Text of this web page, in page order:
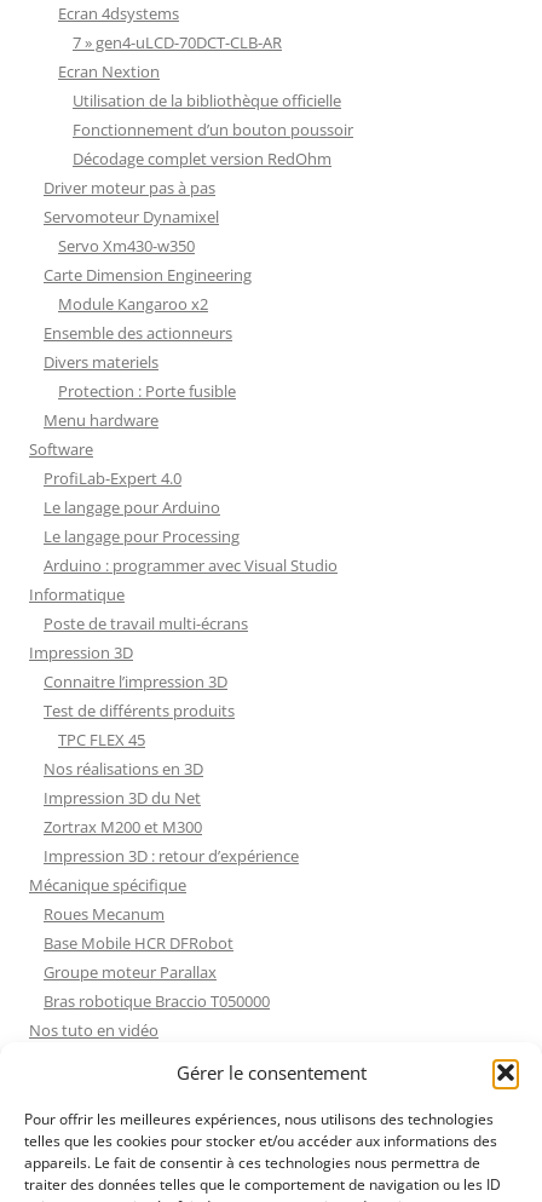
Gérer le consentement
Pour offrir les meilleures expériences, nous utilisons des technologies
telles que les cookies pour stocker et/ou accéder aux informations des
appareils. Le fait de consentir à ces technologies nous permettra de
traiter des données telles que le comportement de navigation ou les ID
Ecran 4dsystems
7 » gen4-uLCD-70DCT-CLB-AR
Ecran Nextion
Utilisation de la bibliothèque officielle
Fonctionnement d’un bouton poussoir
Décodage complet version RedOhm
Driver moteur pas à pas
Servomoteur Dynamixel
Servo Xm430-w350
Carte Dimension Engineering
Module Kangaroo x2
Ensemble des actionneurs
Divers materiels
Protection : Porte fusible
Menu hardware
Software
ProfiLab-Expert 4.0
Le langage pour Arduino
Le langage pour Processing
Arduino : programmer avec Visual Studio
Informatique
Poste de travail multi-écrans
Impression 3D
Connaitre l’impression 3D
Test de différents produits
TPC FLEX 45
Nos réalisations en 3D
Impression 3D du Net
Zortrax M200 et M300
Impression 3D : retour d’expérience
Mécanique spécifique
Roues Mecanum
Base Mobile HCR DFRobot
Groupe moteur Parallax
Bras robotique Braccio T050000
Nos tuto en vidéo
Les Moteurs Pas à Pas
Projets Processing
Amélioration de l’habitat